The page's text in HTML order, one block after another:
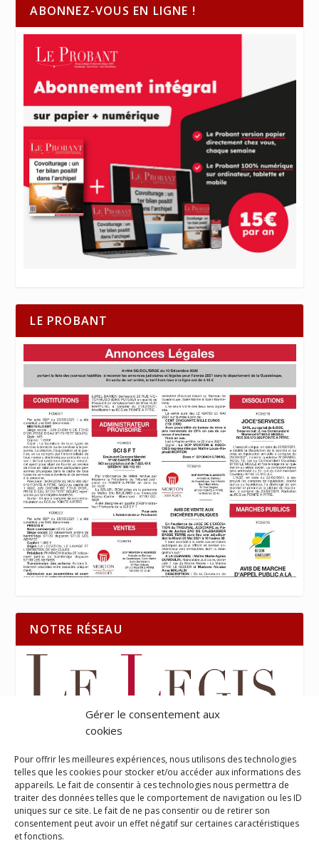
Gérer le consentement aux
cookies
Pour offrir les meilleures expériences, nous utilisons des technologies
telles que les cookies pour stocker et/ou accéder aux informations des
appareils. Le fait de consentir à ces technologies nous permettra de
traiter des données telles que le comportement de navigation ou les ID
uniques sur ce site. Le fait de ne pas consentir ou de retirer son
consentement peut avoir un effet négatif sur certaines caractéristiques
et fonctions.
ABONNEZ-VOUS EN LIGNE !
LE PROBANT
NOTRE RÉSEAU